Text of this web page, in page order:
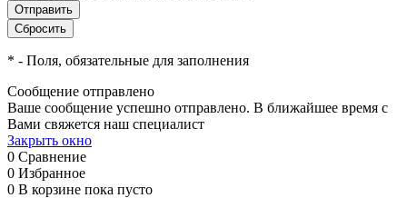
* - Поля, обязательные для заполнения
Сообщение отправлено
Ваше сообщение успешно отправлено. В ближайшее время с
Вами свяжется наш специалист
Закрыть окно
0 Сравнение
0 Избранное
0 В корзине пока пусто